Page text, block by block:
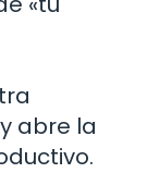
abre la